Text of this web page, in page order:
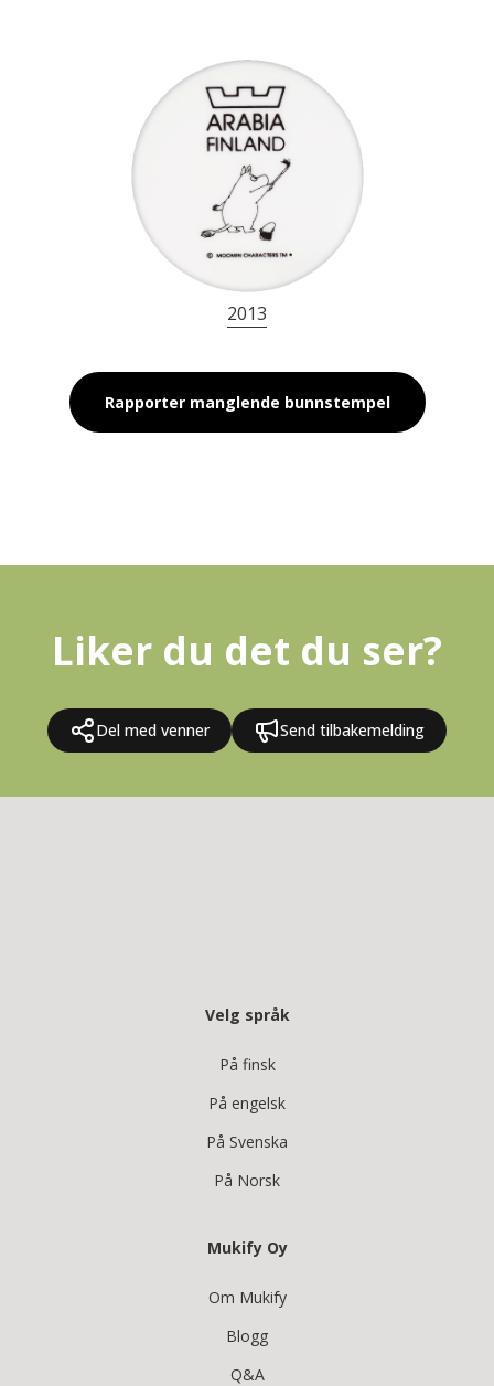
2013
Rapporter manglende bunnstempel
Liker du det du ser?
Del med venner Send tilbakemelding
Velg språk
På finsk
På engelsk
På Svenska
På Norsk
Mukify Oy
Om Mukify
Blogg
Q&A